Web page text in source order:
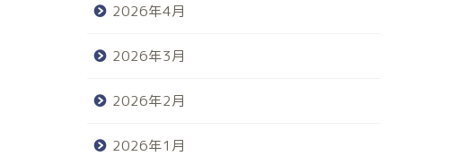
2026年4月
2026年3月
2026年2月
2026年1月